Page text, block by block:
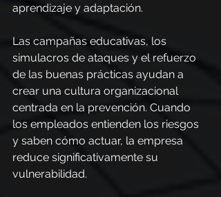
aprendizaje y adaptación.
Las campañas educativas, los
simulacros de ataques y el refuerzo
de las buenas prácticas ayudan a
crear una cultura organizacional
centrada en la prevención. Cuando
los empleados entienden los riesgos
y saben cómo actuar, la empresa
reduce significativamente su
vulnerabilidad.